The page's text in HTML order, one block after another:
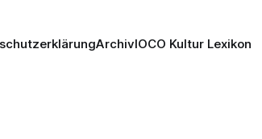
ArchivIOCO Kultur Lexikon